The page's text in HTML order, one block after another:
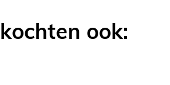
ook: